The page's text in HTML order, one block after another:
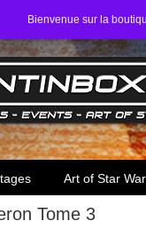
Bienvenue sur la
Art of Star
Tome 3